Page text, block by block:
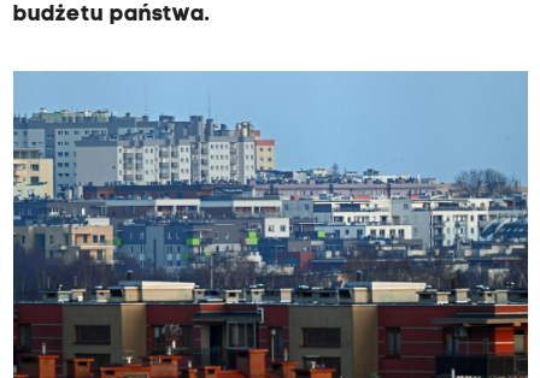
budżetu państwa.